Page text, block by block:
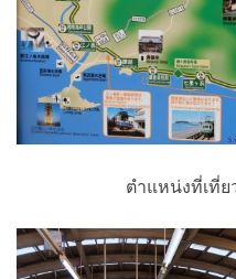
ตำแหน่งที่เที่